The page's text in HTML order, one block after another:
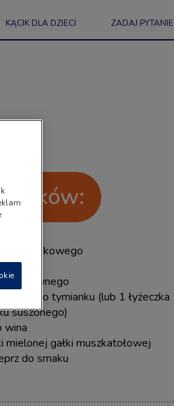
KĄCIK DLA DZIECI ZADAJ PYTANIE
rzepakowego
warzywnego
świeżego tymianku (lub 1 łyżeczka
suszonego)
wina
mielonej gałki muszkatołowej
do smaku